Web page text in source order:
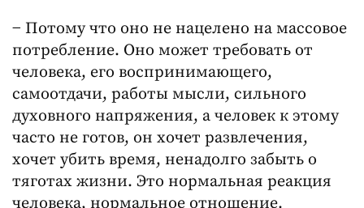
− Потому что оно не нацелено на массовое
потребление. Оно может требовать от
человека, его воспринимающего,
самоотдачи, работы мысли, сильного
духовного напряжения, а человек к этому
часто не готов, он хочет развлечения,
хочет убить время, ненадолго забыть о
тяготах жизни. Это нормальная реакция
человека, нормальное отношение.